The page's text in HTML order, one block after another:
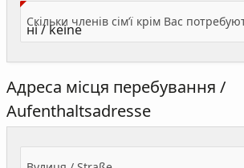
Адреса місця перебування /
Aufenthaltsadresse